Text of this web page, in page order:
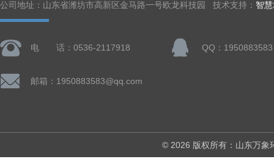
公司地址：山东省潍坊市高新区金马路一号欧龙科技园 技术支持： 智
电 话：0536-2117918 QQ：1950883583
邮箱：1950883583@qq.com
© 2026 版权所有：山东万